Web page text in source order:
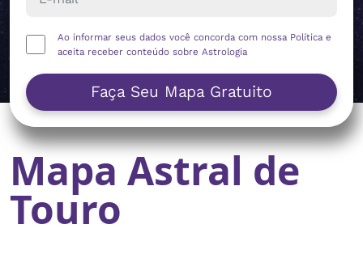
Ao informar seus dados você concorda com nossa Políticae
aceita receber conteúdo sobre Astrologia
Faça Seu Mapa Gratuito
Mapa Astral de
Touro